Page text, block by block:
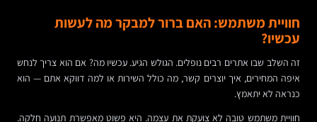
חוויית משתמש: האם ברור למבקר מה לעשות
עכשיו?
זה השלב שבו אתרים רבים נופלים. הגולש הגיע. עכשיו מה? אם הוא צריך לנחש
איפה המחירים, איך יוצרים קשר, מה כולל השירות או למה דווקא אתם — הוא
כנראה לא יתאמץ.
חוויית משתמש טובה לא צועקת את עצמה. היא פשוט מאפשרת תנועה חלקה.